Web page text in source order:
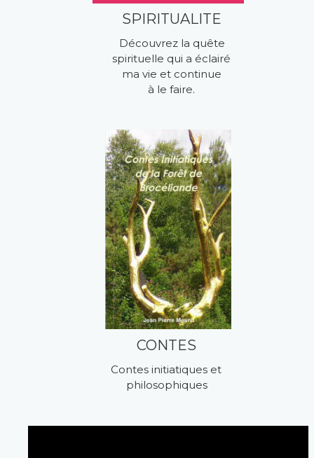
SPIRITUALITE
Découvrez la quête
spirituelle qui a éclairé
ma vie et continue
à le faire.
CONTES
Contes initiatiques et
philosophiques